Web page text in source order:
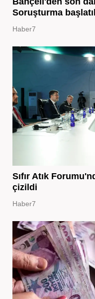
Soruşturma
Haber7
Sıfır Atık
çizildi
Haber7